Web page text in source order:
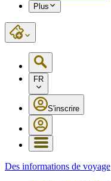
Plus
FR
S'inscrire
Des informations de voyage